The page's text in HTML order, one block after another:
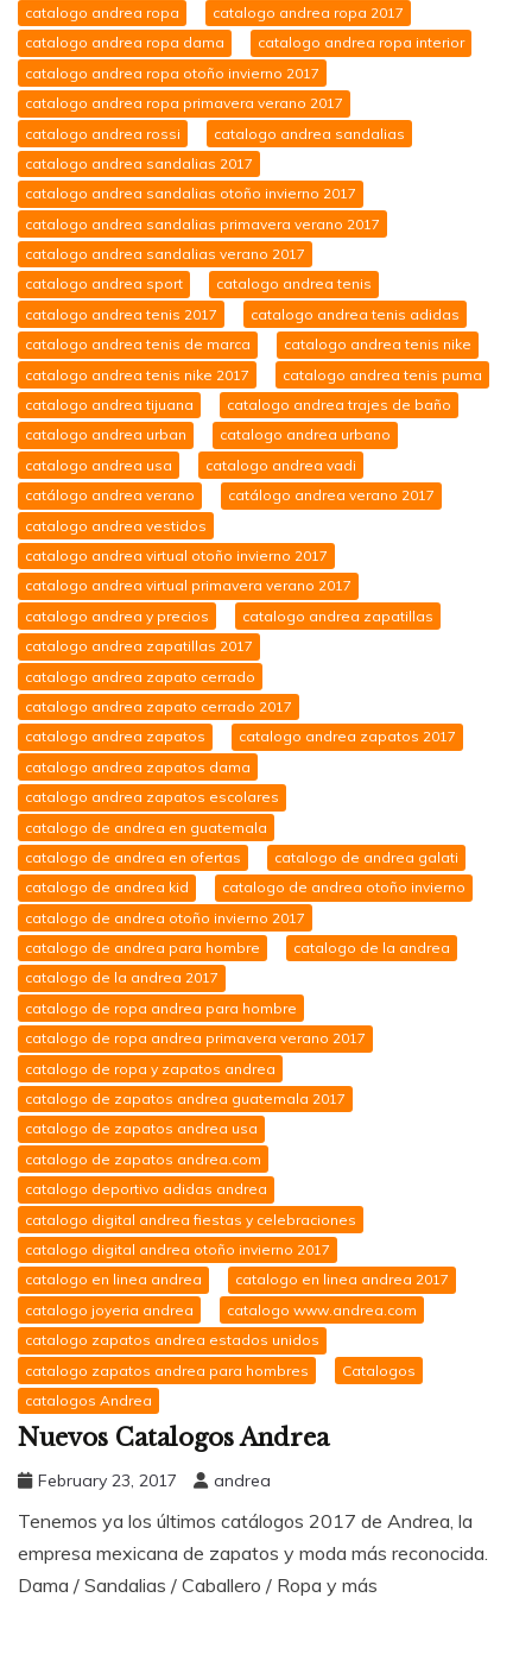
catalogo andrea ropa
catalogo andrea ropa 2017
catalogo andrea ropa dama
catalogo andrea ropa interior
catalogo andrea ropa otoño invierno 2017
catalogo andrea ropa primavera verano 2017
catalogo andrea rossi
catalogo andrea sandalias
catalogo andrea sandalias 2017
catalogo andrea sandalias otoño invierno 2017
catalogo andrea sandalias primavera verano 2017
catalogo andrea sandalias verano 2017
catalogo andrea sport
catalogo andrea tenis
catalogo andrea tenis 2017
catalogo andrea tenis adidas
catalogo andrea tenis de marca
catalogo andrea tenis nike
catalogo andrea tenis nike 2017
catalogo andrea tenis puma
catalogo andrea tijuana
catalogo andrea trajes de baño
catalogo andrea urban
catalogo andrea urbano
catalogo andrea usa
catalogo andrea vadi
catálogo andrea verano
catálogo andrea verano 2017
catalogo andrea vestidos
catalogo andrea virtual otoño invierno 2017
catalogo andrea virtual primavera verano 2017
catalogo andrea y precios
catalogo andrea zapatillas
catalogo andrea zapatillas 2017
catalogo andrea zapato cerrado
catalogo andrea zapato cerrado 2017
catalogo andrea zapatos
catalogo andrea zapatos 2017
catalogo andrea zapatos dama
catalogo andrea zapatos escolares
catalogo de andrea en guatemala
catalogo de andrea en ofertas
catalogo de andrea galati
catalogo de andrea kid
catalogo de andrea otoño invierno
catalogo de andrea otoño invierno 2017
catalogo de andrea para hombre
catalogo de la andrea
catalogo de la andrea 2017
catalogo de ropa andrea para hombre
catalogo de ropa andrea primavera verano 2017
catalogo de ropa y zapatos andrea
catalogo de zapatos andrea guatemala 2017
catalogo de zapatos andrea usa
catalogo de zapatos andrea.com
catalogo deportivo adidas andrea
catalogo digital andrea fiestas y celebraciones
catalogo digital andrea otoño invierno 2017
catalogo en linea andrea
catalogo en linea andrea 2017
catalogo joyeria andrea
catalogo www.andrea.com
catalogo zapatos andrea estados unidos
catalogo zapatos andrea para hombres
Catalogos
catalogos Andrea
Nuevos Catalogos Andrea
February 23, 2017 andrea
Tenemos ya los últimos catálogos 2017 de Andrea, la
empresa mexicana de zapatos y moda más reconocida.
Dama / Sandalias / Caballero / Ropa y más